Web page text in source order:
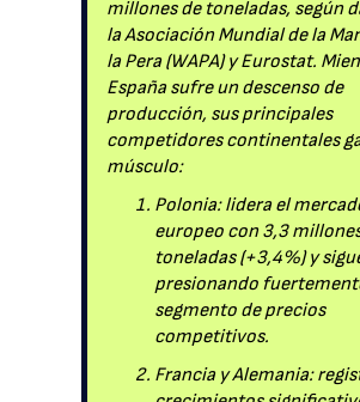
millones de toneladas, según
la Asociación Mundial de la
la Pera (WAPA) y Eurostat.
España sufre un descenso de
producción, sus principales
competidores continentales
músculo:
Polonia: lidera el
europeo con 3,3
toneladas (+3,4%) y
presionando
segmento de precios
competitivos.
Francia y Alemania: